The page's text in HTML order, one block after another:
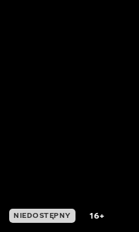
NIEDOSTĘPNY 16+